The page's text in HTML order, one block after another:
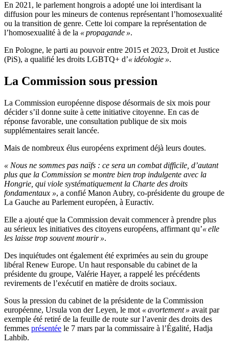
En 2021, le parlement hongrois a adopté une loi interdisant la
diffusion pour les mineurs de contenus représentant l’homosexualité
ou la transition de genre. Cette loi compare la représentation de
l’homosexualité à de la « propagande ».
En Pologne, le parti au pouvoir entre 2015 et 2023, Droit et Justice
(PiS), a qualifié les droits LGBTQ+ d’« idéologie ».
La Commission sous pression
La Commission européenne dispose désormais de six mois pour
décider s’il donne suite à cette initiative citoyenne. En cas de
réponse favorable, une consultation publique de six mois
supplémentaires serait lancée.
Mais de nombreux élus européens expriment déjà leurs doutes.
« Nous ne sommes pas naïfs : ce sera un combat difficile, d’autant
plus que la Commission se montre bien trop indulgente avec la
Hongrie, qui viole systématiquement la Charte des droits
fondamentaux », a confié Manon Aubry, co-présidente du groupe de
La Gauche au Parlement européen, à Euractiv.
Elle a ajouté que la Commission devait commencer à prendre plus
au sérieux les initiatives des citoyens européens, affirmant qu’« elle
les laisse trop souvent mourir ».
Des inquiétudes ont également été exprimées au sein du groupe
libéral Renew Europe. Un haut responsable du cabinet de la
présidente du groupe, Valérie Hayer, a rappelé les précédents
revirements de l’exécutif en matière de droits sociaux.
Sous la pression du cabinet de la présidente de la Commission
européenne, Ursula von der Leyen, le mot « avortement » avait par
exemple été retiré de la feuille de route sur l’avenir des droits des
femmes présentée le 7 mars par la commissaire à l’Égalité, Hadja
Lahbib.